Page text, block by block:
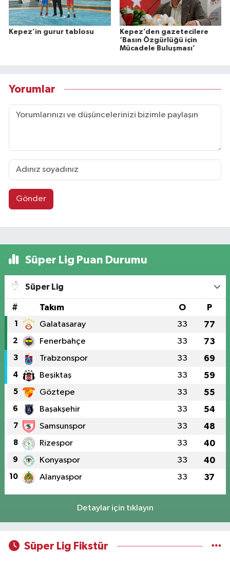
Kepez’in gurur tablosu
Kepez’den gazetecilere
‘Basın Özgürlüğü için
Mücadele Buluşması’
Yorumlar
Gönder
Süper Lig Puan Durumu
Süper Lig
# Takım O P
1 Galatasaray 33 77
2 Fenerbahçe 33 73
3 Trabzonspor 33 69
4 Beşiktaş 33 59
5 Göztepe 33 55
6 Başakşehir 33 54
7 Samsunspor 33 48
8 Rizespor 33 40
9 Konyaspor 33 40
10 Alanyaspor 33 37
Detaylar için tıklayın
Süper Lig Fikstür